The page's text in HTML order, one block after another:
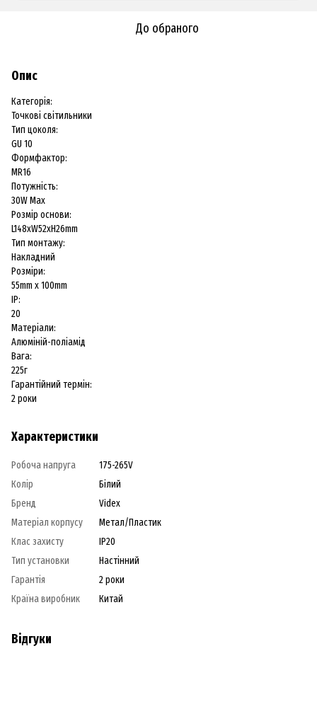
До обраного
Опис
Категорія:
Точкові світильники
Тип цоколя:
GU 10
Формфактор:
MR16
Потужність:
30W Max
Розмір основи:
L148xW52xH26mm
Тип монтажу:
Накладний
Розміри:
55mm х 100mm
IP:
20
Матеріали:
Алюміній-поліамід
Вага:
225г
Гарантійний термін:
2 роки
Характеристики
Робоча напруга
175-265V
Колір
Білий
Бренд
Videx
Матеріал корпусу
Метал/Пластик
Клас захисту
IP20
Тип установки
Настінний
Гарантія
2 роки
Країна виробник
Китай
Відгуки